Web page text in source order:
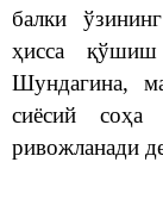
балки
ҳисса қўшиш
Шундагина,
сиёсий
ривожланади